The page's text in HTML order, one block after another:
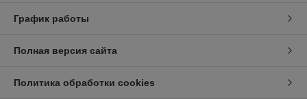
График работы
Полная версия сайта
Политика обработки cookies